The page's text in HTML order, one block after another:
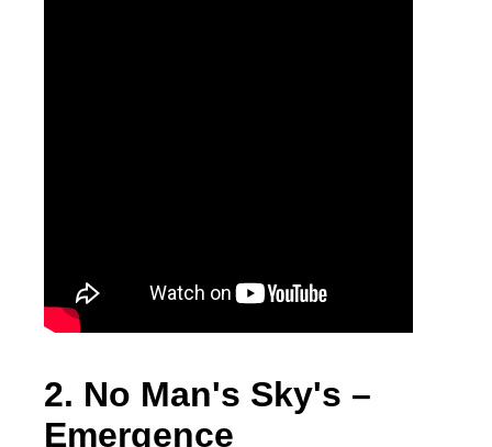
2. No Man's Sky's –
Emergence